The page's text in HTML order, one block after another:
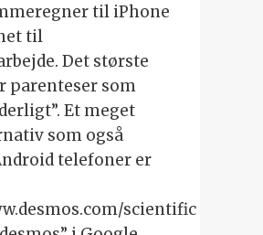
til iPhone
til
Det største
parenteser som
Et meget
som også
telefoner er
scientific